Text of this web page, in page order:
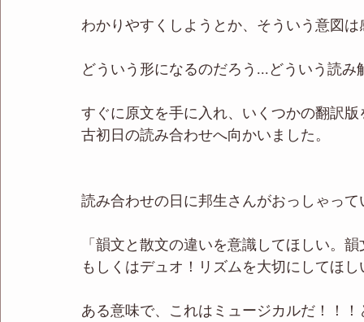
わかりやすくしようとか、そういう意図
どういう形になるのだろう...どういう読
すぐに原文を手に入れ、いくつかの翻訳
古初日の読み合わせへ向かいました。
読み合わせの日に邦生さんがおっしゃっ
「韻文と散文の違いを意識してほしい。
もしくはデュオ！リズムを大切にしてほし
ある意味で、これはミュージカルだ！！